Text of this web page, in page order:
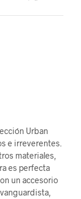
Urban
e irreverentes.
materiales,
es perfecta
un accesorio